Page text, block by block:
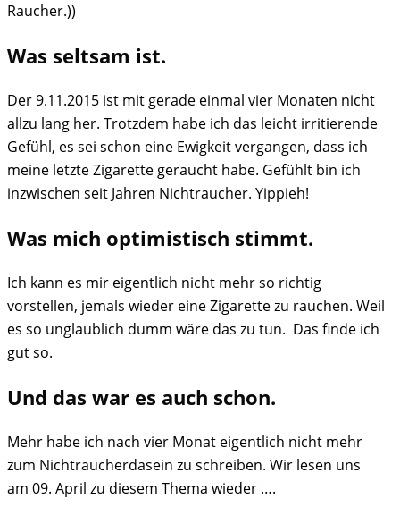
Raucher.))
Was seltsam ist.
Der 9.11.2015 ist mit gerade einmal vier Monaten nicht
allzu lang her. Trotzdem habe ich das leicht irritierende
Gefühl, es sei schon eine Ewigkeit vergangen, dass ich
meine letzte Zigarette geraucht habe. Gefühlt bin ich
inzwischen seit Jahren Nichtraucher. Yippieh!
Was mich optimistisch stimmt.
Ich kann es mir eigentlich nicht mehr so richtig
vorstellen, jemals wieder eine Zigarette zu rauchen. Weil
es so unglaublich dumm wäre das zu tun. Das finde ich
gut so.
Und das war es auch schon.
Mehr habe ich nach vier Monat eigentlich nicht mehr
zum Nichtraucherdasein zu schreiben. Wir lesen uns
am 09. April zu diesem Thema wieder ….